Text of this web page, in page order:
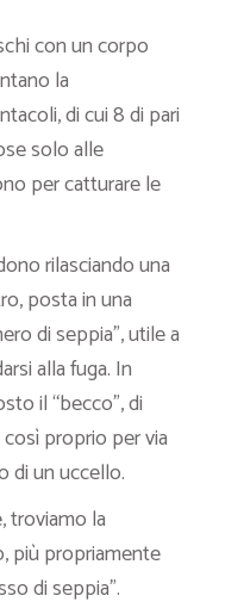
con un corpo
la
di cui 8 di pari
solo alle
per catturare le
rilasciando una
posta in una
di seppia”, utile a
alla fuga. In
il “becco”, di
proprio per via
di un uccello.
troviamo la
più propriamente
di seppia”.